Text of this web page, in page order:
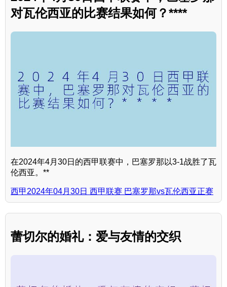
对瓦伦西亚的比赛结果如何？****
在2024年4月30日的西甲联赛中，巴塞罗那以3-1战胜了瓦
伦西亚。**
西甲2024年04月30日 西甲联赛 巴塞罗那vs瓦伦西亚正赛
蕾切尔的婚礼：爱与友情的交织